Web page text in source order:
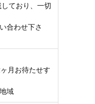
ており、一切
合わせ下さ
月お待たせす
域